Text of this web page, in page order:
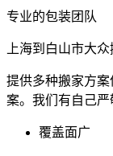
专业的包装团队
上海到白山市大
提供多种搬家方
案。我们有自己
覆盖面广